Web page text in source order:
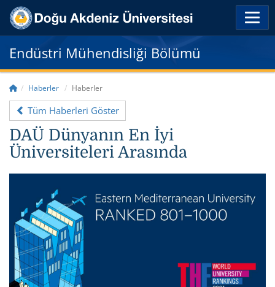
Endüstri Mühendisliği Bölümü
Haberler Haberler
Tüm Haberleri Göster
DAÜ Dünyanın En İyi
Üniversiteleri Arasında